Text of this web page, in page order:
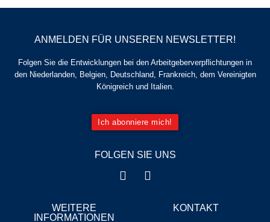
KONTAKT
WEITERE
INFORMATIONEN
FOLGEN SIE UNS
ANMELDEN FÜR UNSEREN NEWSLETTER!
Folgen Sie die Entwicklungen bei den Arbeitgeberverpflichtungen in
den Niederlanden, Belgien, Deutschland, Frankreich, dem Vereinigten
Königreich und Italien.
Ich abonniere mich!